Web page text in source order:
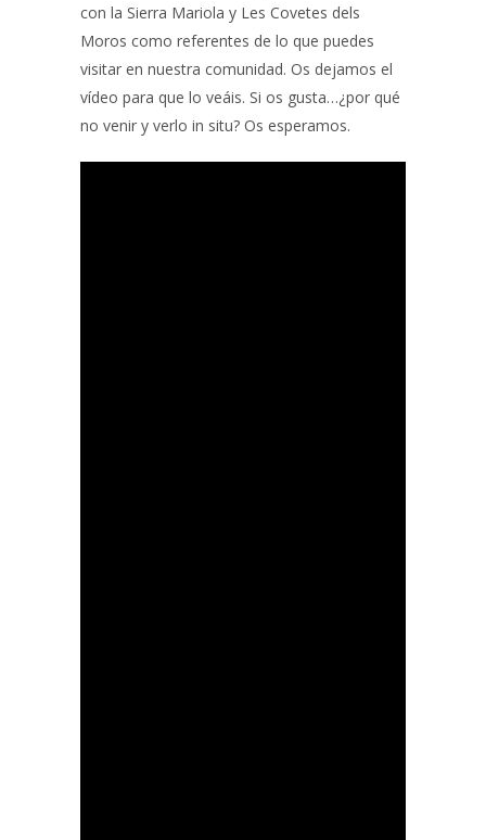
con la Sierra Mariola y Les Covetes dels
Moros como referentes de lo que puedes
visitar en nuestra comunidad. Os dejamos el
vídeo para que lo veáis. Si os gusta…¿por qué
no venir y verlo in situ? Os esperamos.